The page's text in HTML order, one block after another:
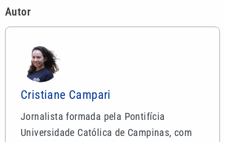
Autor
Cristiane Campari
Jornalista formada pela Pontifícia
Universidade Católica de Campinas, com